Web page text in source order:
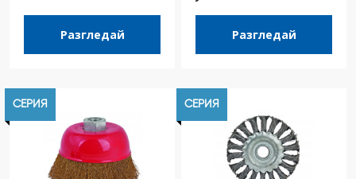
Разгледай Разгледай
СЕРИЯ СЕРИЯ